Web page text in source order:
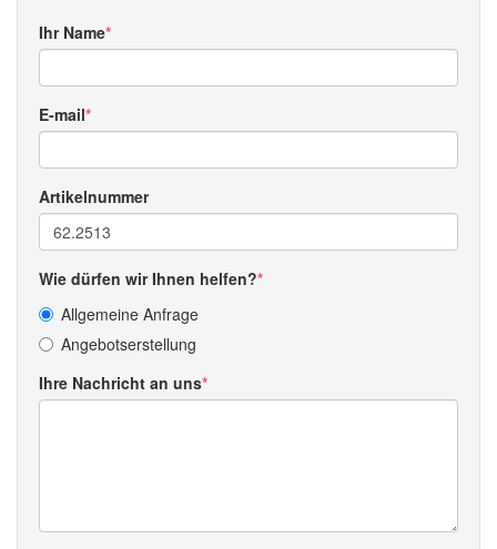
Ihr Name
E-mail
Artikelnummer
Wie dürfen wir Ihnen helfen?
Allgemeine Anfrage
Angebotserstellung
Ihre Nachricht an uns